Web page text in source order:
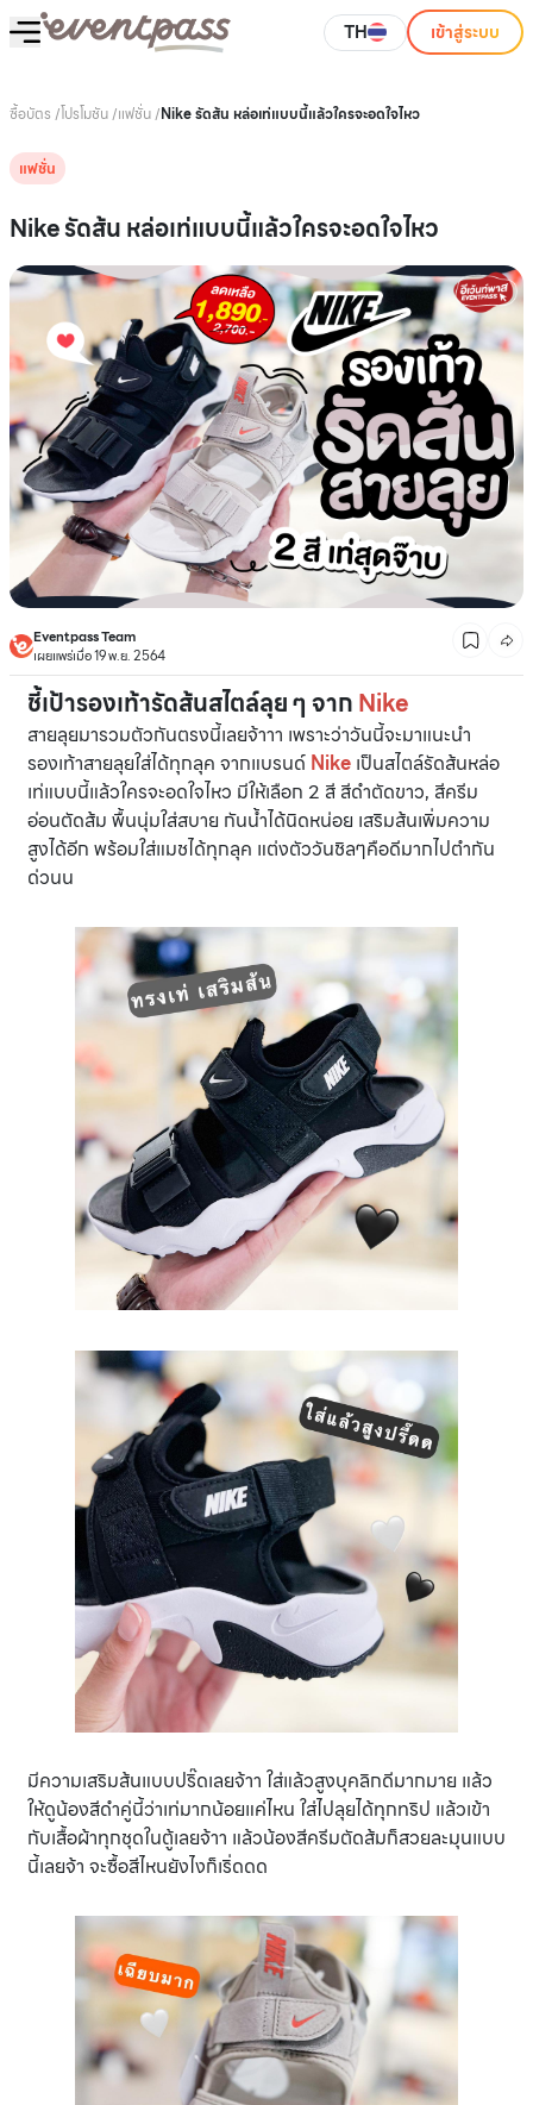
TH เข้าสู่ระบบ
ซื้อบัตร /โปรโมชัน/แฟชั่น/Nike รัดส้น หล่อเท่แบบนี้แล้วใครจะอดใจไหว
แฟชั่น
Nike รัดส้น หล่อเท่แบบนี้แล้วใครจะอดใจไหว
Eventpass Team
เผยแพร่เมื่อ 19 พ.ย. 2564
ชี้เป้ารองเท้ารัดส้นสไตล์ลุย ๆ จากNike
สายลุยมารวมตัวกันตรงนี้เลยจ้าาา เพราะว่าวันนี้จะมาแนะนำ
รองเท้าสายลุยใส่ได้ทุกลุค จากแบรนด์ Nike เป็นสไตล์รัดส้นหล่อ
เท่แบบนี้แล้วใครจะอดใจไหว มีให้เลือก 2 สี สีดำตัดขาว, สีครีม
อ่อนตัดส้ม พื้นนุ่มใส่สบาย กันนํ้าได้นิดหน่อย เสริมส้นเพิ่มความ
สูงได้อีก พร้อมใส่แมชได้ทุกลุค แต่งตัววันชิลๆคือดีมากไปตำกัน
ด่วนน
มีความเสริมส้นแบบปริ๊ดเลยจ้าา ใส่แล้วสูงบุคลิกดีมากมาย แล้ว
ให้ดูน้องสีดำคู่นี้ว่าเท่มากน้อยแค่ไหน ใส่ไปลุยได้ทุกทริป แล้วเข้า
กับเสื้อผ้าทุกชุดในตู้เลยจ้าา แล้วน้องสีครีมตัดส้มก็สวยละมุนแบบ
นี้เลยจ้า จะซื้อสีไหนยังไงก็เริ่ดดด